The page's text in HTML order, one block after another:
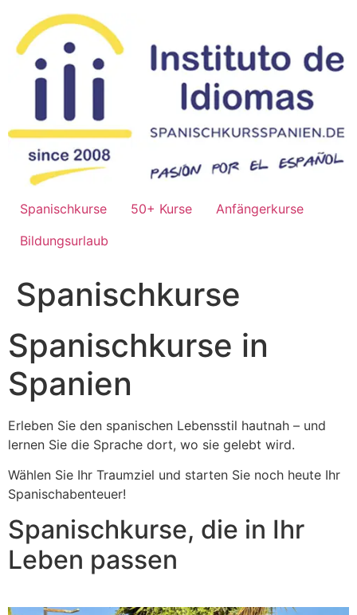
content
Spanischkurse 50+ Kurse
Anfängerkurse
Bildungsurlaub
Spanischkurse
Spanischkurse in
Spanien
Erleben Sie den spanischen Lebensstil hautnah – und
lernen Sie die Sprache dort, wo sie gelebt wird.
Wählen Sie Ihr Traumziel und starten Sie noch heute Ihr
Spanischabenteuer!
Spanischkurse, die in Ihr
Leben passen